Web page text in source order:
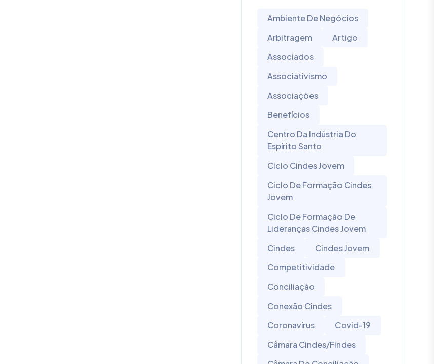
Ambiente De Negócios
Arbitragem
Artigo
Associados
Associativismo
Associações
Benefícios
Centro Da Indústria Do
Espírito Santo
Ciclo Cindes Jovem
Ciclo De Formação Cindes
Jovem
Ciclo De Formação De
Lideranças Cindes Jovem
Cindes
Cindes Jovem
Competitividade
Conciliação
Conexão Cindes
Coronavírus
Covid-19
Câmara Cindes/Findes